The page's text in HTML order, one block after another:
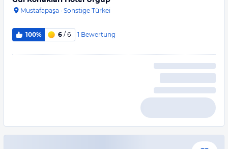
Mustafapaşa · Sonstige Türkei
100% 6 / 6 1 Bewertung